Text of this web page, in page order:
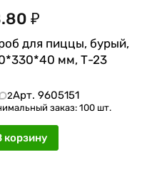
₽
для пиццы, бурый,
мм, Т-23
2Арт.9605151
заказ: 100 шт.
корзину